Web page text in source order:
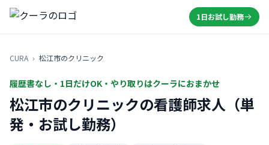
1日お試し勤務
CURA › 松江市のクリニック
履歴書なし・1日だけOK・やり取りはクーラにおまかせ
松江市のクリニックの看護師求人（単
発・お試し勤務）